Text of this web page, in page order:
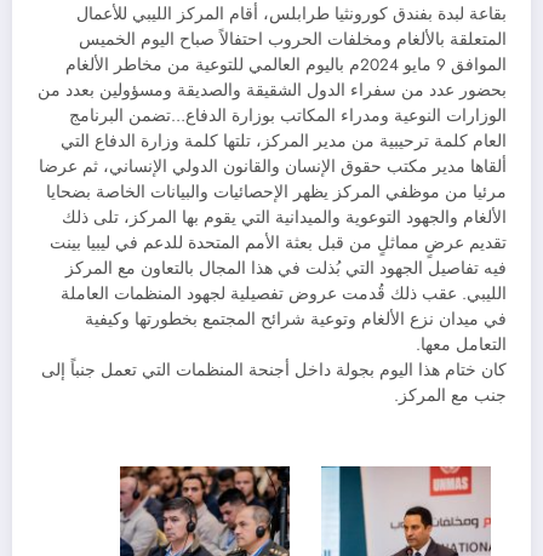
بقاعة لبدة بفندق كورونثيا طرابلس، أقام المركز الليبي للأعمال
المتعلقة بالألغام ومخلفات الحروب احتفالاً صباح اليوم الخميس
الموافق 9 مايو 2024م باليوم العالمي للتوعية من مخاطر الألغام
بحضور عدد من سفراء الدول الشقيقة والصديقة ومسؤولين بعدد من
الوزارات النوعية ومدراء المكاتب بوزارة الدفاع…تضمن البرنامج
العام كلمة ترحيبية من مدير المركز، تلتها كلمة وزارة الدفاع التي
ألقاها مدير مكتب حقوق الإنسان والقانون الدولي الإنساني، ثم عرضا
مرئيا من موظفي المركز يظهر الإحصائيات والبيانات الخاصة بضحايا
الألغام والجهود التوعوية والميدانية التي يقوم بها المركز، تلى ذلك
تقديم عرضٍ مماثلٍ من قبل بعثة الأمم المتحدة للدعم في ليبيا بينت
فيه تفاصيل الجهود التي بُذلت في هذا المجال بالتعاون مع المركز
الليبي. عقب ذلك قُدمت عروض تفصيلية لجهود المنظمات العاملة
في ميدان نزع الألغام وتوعية شرائح المجتمع بخطورتها وكيفية
التعامل معها.
كان ختام هذا اليوم بجولة داخل أجنحة المنظمات التي تعمل جنباً إلى
جنب مع المركز.